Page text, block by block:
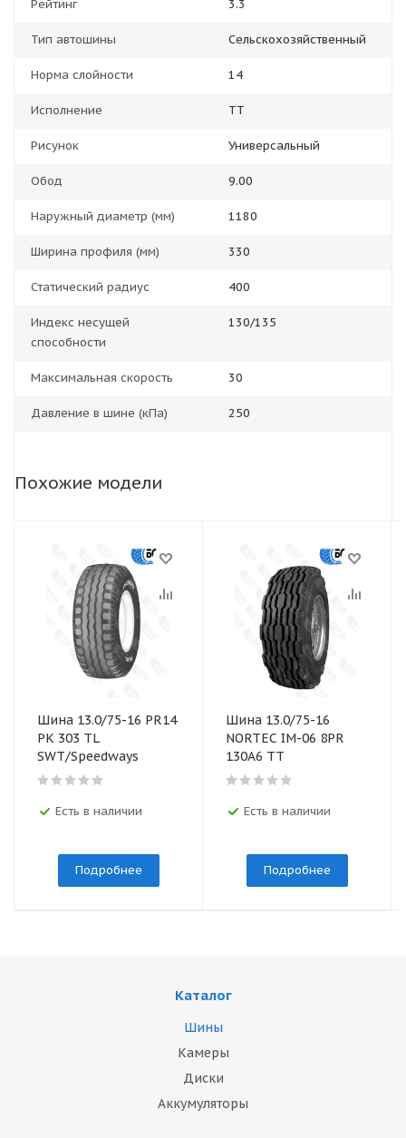
Рейтинг 3.3
Тип автошины Сельскохозяйственный
Норма слойности 14
Исполнение TT
Рисунок Универсальный
Обод 9.00
Наружный диаметр (мм) 1180
Ширина профиля (мм) 330
Статический радиус 400
Индекс несущей
способности
130/135
Максимальная скорость 30
Давление в шине (кПа) 250
Похожие модели
Шина 13.0/75-16 PR14
PK 303 TL
SWT/Speedways
Есть в наличии
Подробнее
Шина 13.0/75-16
NORTEC IM-06 8PR
130А6 TT
Есть в наличии
Подробнее
Каталог
Шины
Камеры
Диски
Аккумуляторы